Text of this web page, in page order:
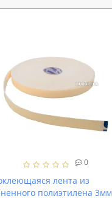
0
лента из
полиэтилена 3мм